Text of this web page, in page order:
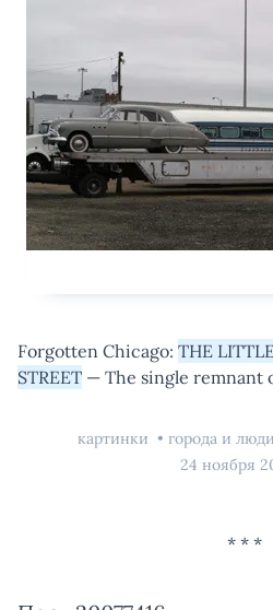
Forgotten Chicago: THE
STREET — The single remnant
картинки города и люди
24 ноября